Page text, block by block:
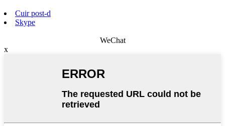
Cuir post-d
Skype
WeChat
x